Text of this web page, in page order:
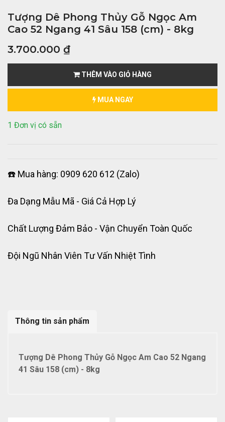
Tượng Dê Phong Thủy Gỗ Ngọc Am
Cao 52 Ngang 41 Sâu 158 (cm) - 8kg
3.700.000 ₫
THÊM VÀO GIỎ HÀNG
MUA NGAY
1 Đơn vị có sẵn
☎️ Mua hàng: 0909 620 612 (Zalo)
Đa Dạng Mẫu Mã - Giá Cả Hợp Lý
Chất Lượng Đảm Bảo - Vận Chuyển Toàn Quốc
Đội Ngũ Nhân Viên Tư Vấn Nhiệt Tình
Thông tin sản phẩm
Tượng Dê Phong Thủy Gỗ Ngọc Am Cao 52 Ngang
41 Sâu 158 (cm) - 8kg